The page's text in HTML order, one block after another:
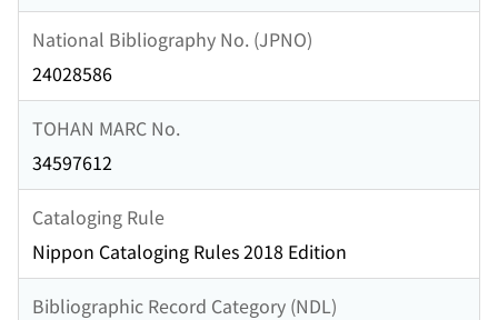
National Bibliography No. (JPNO)
24028586
TOHAN MARC No.
34597612
Cataloging Rule
Nippon Cataloging Rules 2018 Edition
Bibliographic Record Category (NDL)